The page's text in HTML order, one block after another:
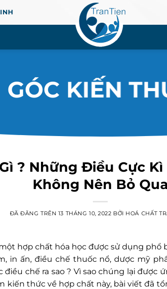
GÓC KIẾN
? Những Điều Cực
Không Nên Bỏ Qua
ĐÃ ĐĂNG TRÊN 13 THÁNG 10, 2022 BỞI HOÁ CHẤT
hợp chất hóa học được sử dụng
in ấn, điều chế thuốc nổ, dược mỹ
điều chế ra sao ? Vì sao chúng lại
kiến thức về hợp chất này, bài viết đã